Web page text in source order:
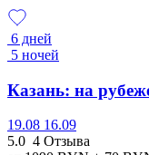
6 дней
5 ночей
Казань: на
19.08 16.09
5.0 4 Отзыва